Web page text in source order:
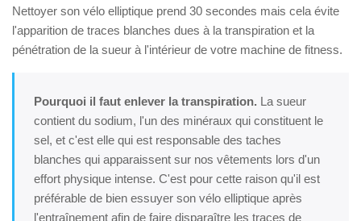
Nettoyer son vélo elliptique prend 30 secondes mais cela évite
l'apparition de traces blanches dues à la transpiration et la
pénétration de la sueur à l'intérieur de votre machine de fitness.
Pourquoi il faut enlever la transpiration. La sueur
contient du sodium, l'un des minéraux qui constituent le
sel, et c'est elle qui est responsable des taches
blanches qui apparaissent sur nos vêtements lors d'un
effort physique intense. C'est pour cette raison qu'il est
préférable de bien essuyer son vélo elliptique après
l'entraînement afin de faire disparaître les traces de